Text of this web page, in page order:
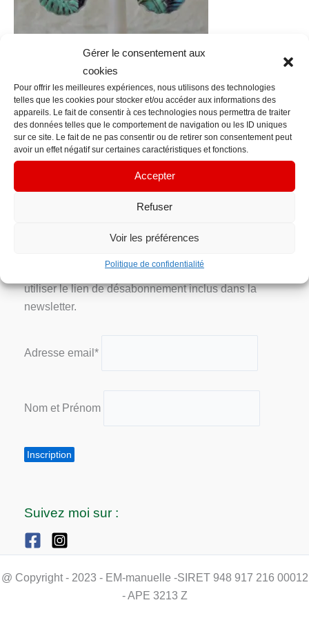
Gérer le consentement aux
cookies
Pour offrir les meilleures expériences, nous utilisons des technologies
telles que les cookies pour stocker et/ou accéder aux informations des
appareils. Le fait de consentir à ces technologies nous permettra de traiter
des données telles que le comportement de navigation ou les ID uniques
sur ce site. Le fait de ne pas consentir ou de retirer son consentement peut
avoir un effet négatif sur certaines caractéristiques et fonctions.
Accepter
Refuser
Voir les préférences
Politique de confidentialité
Fichier média précédent
Contact Info
contacts@em-manuelle.fr
Inscription Newsletter
Votre adresse e-mail n’est utilisée que pour vous
activités d’EM’manuelle. Vous pouvez toujours
utiliser le lien de désabonnement inclus dans la
newsletter.
Adresse email*
Nom et Prénom
Suivez moi sur :
@ Copyright - 2023 - EM-manuelle -SIRET 948 917 216 00012
- APE 3213 Z